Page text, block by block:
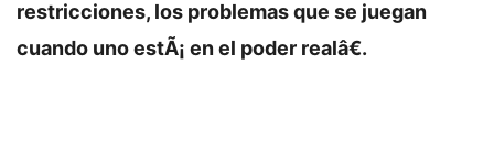
restricciones, los problemas que se juegan
cuando uno estÃ¡ en el poder realâ€.